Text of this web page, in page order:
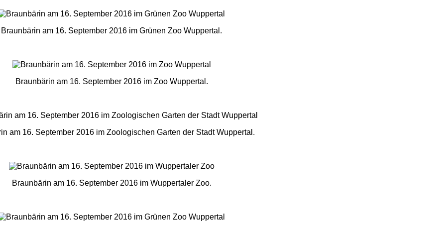
Braunbärin am 16. September 2016 im Grünen Zoo Wuppertal.
Braunbärin am 16. September 2016 im Zoo Wuppertal.
am 16. September 2016 im Zoologischen Garten der Stadt Wuppertal.
Braunbärin am 16. September 2016 im Wuppertaler Zoo.